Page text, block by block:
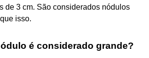
de 3 cm. São considerados nódulos
isso.
é considerado grande?